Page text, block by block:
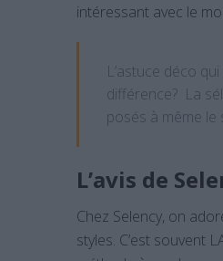
intéressant avec le
L’astuce déco
différence? La
posés à même le
L’avis de
Chez Selency, on
styles. C’est souvent